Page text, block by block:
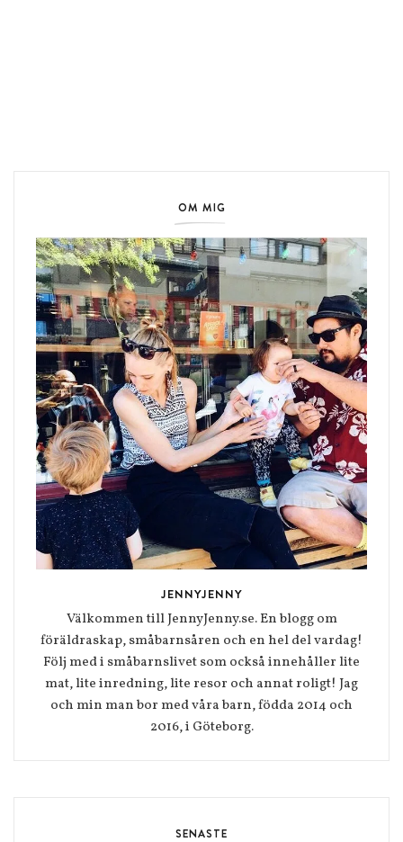
OM MIG
JENNYJENNY
Välkommen till JennyJenny.se. En blogg om
föräldraskap, småbarnsåren och en hel del vardag!
Följ med i småbarnslivet som också innehåller lite
mat, lite inredning, lite resor och annat roligt! Jag
och min man bor med våra barn, födda 2014 och
2016, i Göteborg.
SENASTE